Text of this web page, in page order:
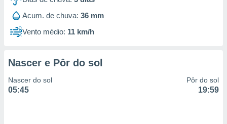
Acum. de chuva: 36 mm
Vento médio: 11 km/h
Nascer e Pôr do sol
Nascer do sol
05:45
Pôr do sol
19:59